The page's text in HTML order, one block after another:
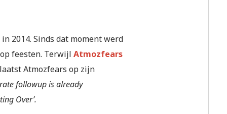
2014. Sinds dat moment werd
feesten. Terwijl Atmozfears
Atmozfears op zijn
followup is already
Over’.